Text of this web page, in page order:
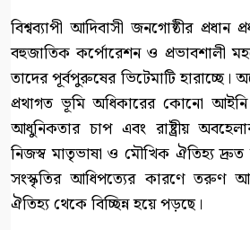
বিশ্বব্যাপী আদিবাসী জনগোষ্ঠীর প্রধান
বহুজাতিক কর্পোরেশন ও প্রভাবশালী
তাদের পূর্বপুরুষের ভিটেমাটি
প্রথাগত ভূমি অধিকারের কোনো আইনি
আধুনিকতার চাপ এবং রাষ্ট্রীয়
নিজস্ব মাতৃভাষা ও মৌখিক ঐতিহ্য দ্রুত
সংস্কৃতির আধিপত্যের কারণে তরুণ
ঐতিহ্য থেকে বিচ্ছিন্ন হয়ে পড়ছে।